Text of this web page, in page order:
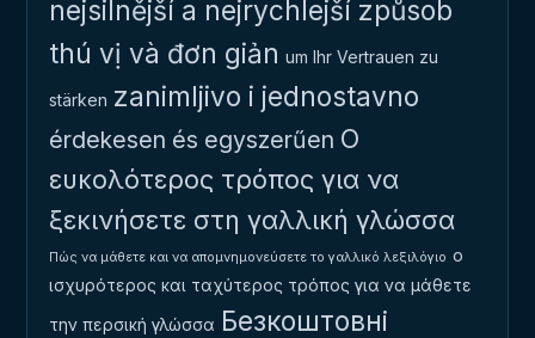
nejsilnější a nejrychlejší způsob
thú vị và đơn giản um Ihr Vertrauen zu
stärken zanimljivo i jednostavno
érdekesen és egyszerűen Ο
ευκολότερος τρόπος για να
ξεκινήσετε στη γαλλική γλώσσα
Πώς να μάθετε και να απομνημονεύσετε το γαλλικό λεξιλόγιο ο
ισχυρότερος και ταχύτερος τρόπος για να μάθετε
την περσική γλώσσα Безкоштовні